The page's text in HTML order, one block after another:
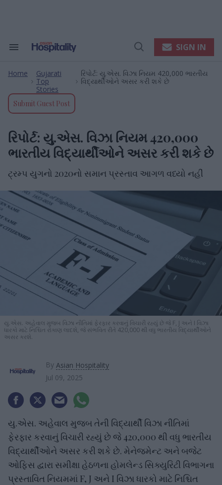
Search
Navigation
Open
SIGN IN
Home
Gujarati
Top
Stories
રિપોર્ટ: યુ.એસ. વિઝા નિયમ 420,000 ભારતીય
વિદ્યાર્થીઓને અસર કરી શકે છે
Submit Guest Post
રિપોર્ટ: યુ.એસ. વિઝા નિયમ 420,000
ભારતીય વિદ્યાર્થીઓને અસર કરી શકે છે
ટ્રમ્પ યુગનો 2020નો સમાન પ્રસ્તાવ આગળ વધ્યો નહીં
યુ.એસ. અહેવાલ મુજબ વિઝા નીતિમાં ફેરફાર કરવાનું વિચારી રહ્યું છે જે F, J અને I વિઝા
ધારકો માટે નિશ્ચિત રોકાણ લાદશે, જે સંભવિત રીતે 420,000 થી વધુ ભારતીય વિદ્યાર્થીઓને
અસર કરશે.
By Asian Hospitality
Jul 09, 2025
યુ.એસ. અહેવાલ મુજબ તેની વિદ્યાર્થી વિઝા નીતિમાં
ફેરફાર કરવાનું વિચારી રહ્યું છે જે 420,000 થી વધુ ભારતીય
વિદ્યાર્થીઓને અસર કરી શકે છે. મેનેજમેન્ટ અને બજેટ
ઓફિસ દ્વારા સમીક્ષા હેઠળના હોમલેન્ડ સિક્યુરિટી વિભાગના
પ્રસ્તાવિત નિયમમાં F, J અને I વિઝા ધારકો માટે નિશ્ચિત